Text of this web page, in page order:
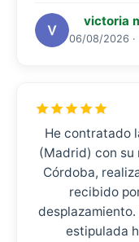
victoria
06/08/2026 ·
He contratado
(Madrid) con su
Córdoba,
recibido
estipulada